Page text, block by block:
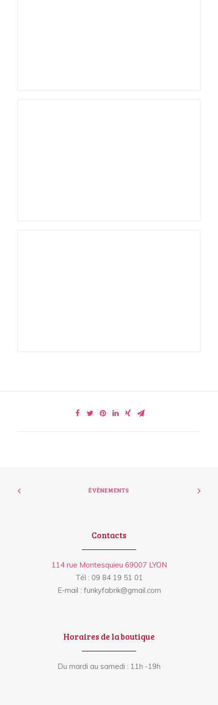
ÉVÈNEMENTS
Contacts
114 rue Montesquieu 69007 LYON
Tél : 09 84 19 51 01
E-mail : funkyfabrik@gmail.com
Horaires de la boutique
Du mardi au samedi : 11h -19h